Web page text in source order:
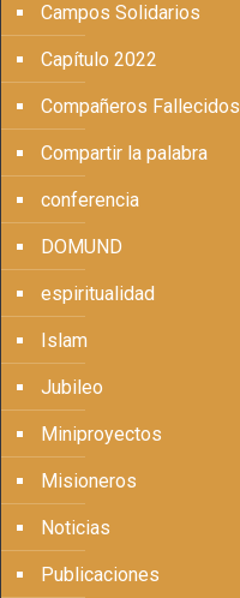
Campos Solidarios
Capítulo 2022
Compañeros Fallecidos
Compartir la palabra
conferencia
DOMUND
espiritualidad
Islam
Jubileo
Miniproyectos
Misioneros
Noticias
Publicaciones